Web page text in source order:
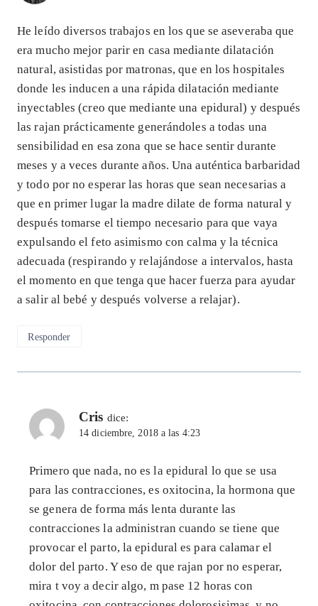
He leído diversos trabajos en los que se aseveraba que
era mucho mejor parir en casa mediante dilatación
natural, asistidas por matronas, que en los hospitales
donde les inducen a una rápida dilatación mediante
inyectables (creo que mediante una epidural) y después
las rajan prácticamente generándoles a todas una
sensibilidad en esa zona que se hace sentir durante
meses y a veces durante años. Una auténtica barbaridad
y todo por no esperar las horas que sean necesarias a
que en primer lugar la madre dilate de forma natural y
después tomarse el tiempo necesario para que vaya
expulsando el feto asimismo con calma y la técnica
adecuada (respirando y relajándose a intervalos, hasta
el momento en que tenga que hacer fuerza para ayudar
a salir al bebé y después volverse a relajar).
Responder
Cris dice:
14 diciembre, 2018 a las 4:23
Primero que nada, no es la epidural lo que se usa
para las contracciones, es oxitocina, la hormona que
se genera de forma más lenta durante las
contracciones la administran cuando se tiene que
provocar el parto, la epidural es para calamar el
dolor del parto. Y eso de que rajan por no esperar,
mira t voy a decir algo, m pase 12 horas con